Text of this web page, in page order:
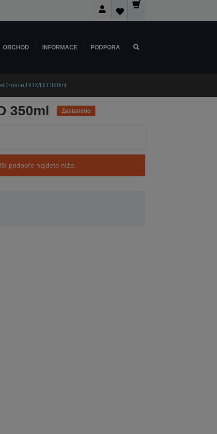
OBCHOD INFORMACE PODPORA
HDX/HD 350ml
350ml Zastaveno
podpoře najdete níže.